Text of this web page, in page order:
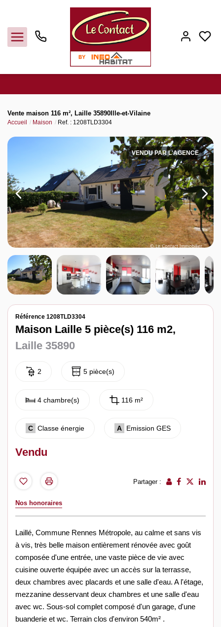
Gerer
Syndic
Notre agence
Contact
Vente maison 116 m², Laille 35890Ille-et-Vilaine
Accueil Maison Ref. : 1208TLD3304
VENDU PAR L'AGENCE
Référence 1208TLD3304
Maison Laille 5 pièce(s) 116 m2,
Laille 35890
2 5 pièce(s)
4 chambre(s) 116 m²
C Classe énergie A Emission GES
Vendu
Partager :
Nos honoraires
Laillé, Commune Rennes Métropole, au calme et sans vis
à vis, très belle maison entièrement rénovée avec goût
composée d'une entrée, une vaste pièce de vie avec
cuisine ouverte équipée avec un accès sur la terrasse,
deux chambres avec placards et une salle d'eau. A l'étage,
mezzanine desservant deux chambres et une salle d'eau
avec wc. Sous-sol complet composé d'un garage, d'une
buanderie et wc. Terrain clos d'environ 540m² .